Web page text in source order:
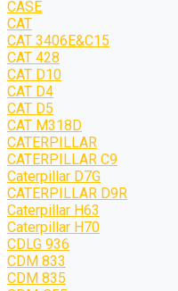
CASE
CAT
CAT 3406E&C15
CAT 428
CAT D10
CAT D4
CAT D5
CAT M318D
CATERPILLAR
CATERPILLAR C9
Caterpillar D7G
CATERPILLAR D9R
Caterpillar H63
Caterpillar H70
CDLG 936
CDM 833
CDM 835